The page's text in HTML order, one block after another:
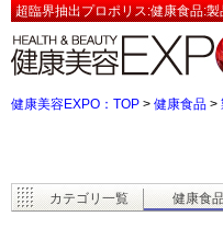
超臨界抽出プロポリス:健康食品:
健康美容EXPO：TOP > 健康食品 >
カテゴリ一覧 健康食